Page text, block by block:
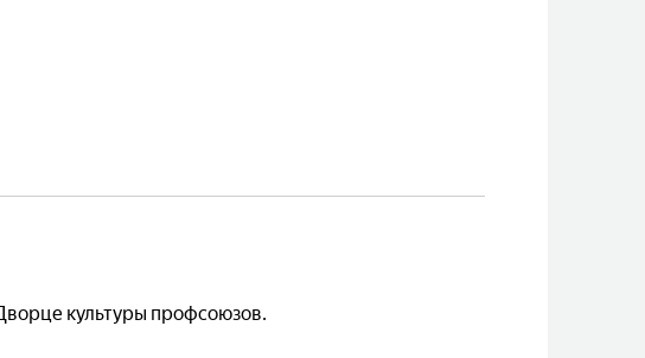
культуры профсоюзов.